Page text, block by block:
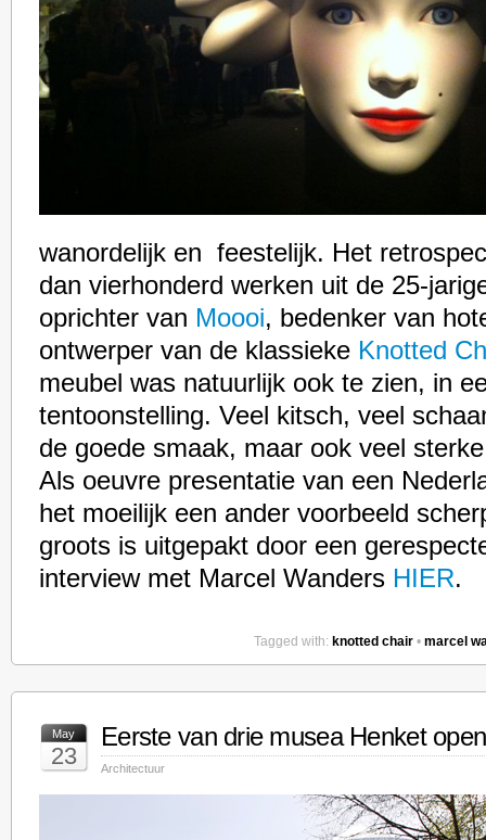
wanordelijk en feestelijk. Het
dan vierhonderd werken uit de 25-
oprichter van Moooi, bedenker van
ontwerper van de klassieke Knotted
meubel was natuurlijk ook te zien, in
tentoonstelling. Veel kitsch, veel
de goede smaak, maar ook veel
Als oeuvre presentatie van een
het moeilijk een ander voorbeeld
groots is uitgepakt door een
interview met Marcel Wanders HIER.
Tagged with: knotted chair • marcel
May
23
Eerste van drie musea Henket
Architectuur